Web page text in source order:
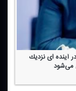
ای نزدیك